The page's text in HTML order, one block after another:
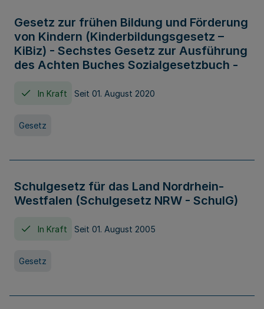
Gesetz zur frühen Bildung und Förderung
von Kindern (Kinderbildungsgesetz –
KiBiz) - Sechstes Gesetz zur Ausführung
des Achten Buches Sozialgesetzbuch -
In Kraft Seit 01. August 2020
Gesetz
Schulgesetz für das Land Nordrhein-
Westfalen (Schulgesetz NRW - SchulG)
In Kraft Seit 01. August 2005
Gesetz